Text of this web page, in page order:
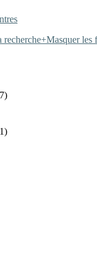
recherche+Masquer les